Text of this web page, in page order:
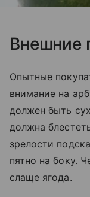
Внешние
Опытные
внимание на
должен быть
должна
зрелости
пятно на боку.
слаще ягода.